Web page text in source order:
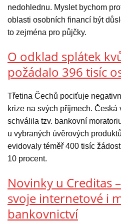
nedohlednu. Myslet bychom
oblasti osobních financí být
to zejména pro půjčky.
O odklad splátek
požádalo 396 tisíc
Třetina Čechů pociťuje
krize na svých příjmech. Česká
schválila tzv. bankovní
u vybraných úvěrových
evidovaly téměř 400 tisíc
10 procent.
Novinky u Creditas
svoje internetové i
bankovnictví